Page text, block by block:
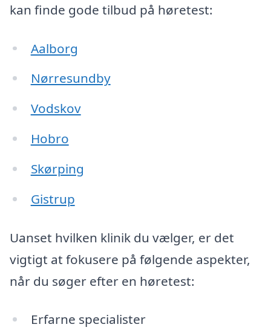
kan finde gode tilbud på høretest:
Aalborg
Nørresundby
Vodskov
Hobro
Skørping
Gistrup
Uanset hvilken klinik du vælger, er det
vigtigt at fokusere på følgende aspekter,
når du søger efter en høretest:
Erfarne specialister